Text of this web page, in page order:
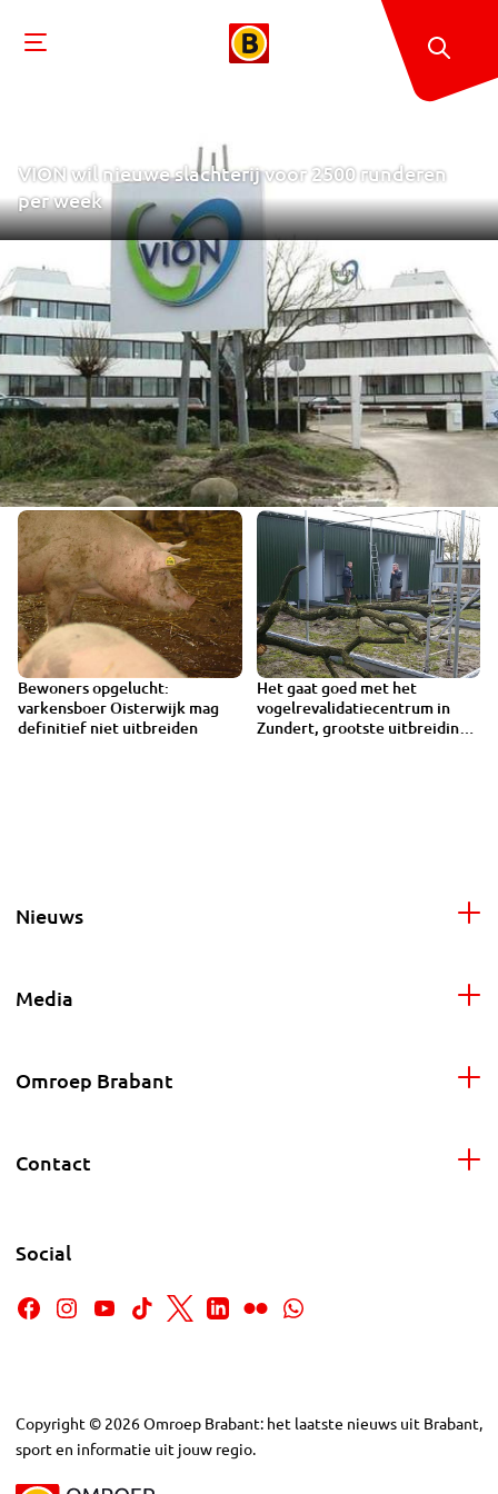
VION wil nieuwe slachterij voor 2500 runderen
per week
Bewoners opgelucht:
varkensboer Oisterwijk mag
definitief niet uitbreiden
Het gaat goed met het
vogelrevalidatiecentrum in
Zundert, grootste uitbreiding
1:35
Nieuws
Media
Omroep Brabant
Contact
Social
Copyright © 2026Omroep Brabant: het laatste nieuws uit Brabant,
sport en informatie uit jouw regio.